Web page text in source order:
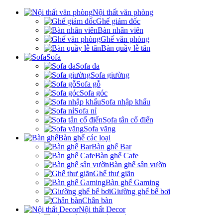
Nội thất văn phòng
Ghế giám đốc
Bàn nhân viên
Ghế văn phòng
Bàn quầy lễ tân
Sofa
Sofa da
Sofa giường
Sofa gỗ
Sofa góc
Sofa nhập khẩu
Sofa nỉ
Sofa tân cổ điển
Sofa văng
Bàn ghế các loại
Bàn ghế Bar
Bàn ghế Cafe
Bàn ghế sân vườn
Ghế thư giãn
Bàn ghế Gaming
Giường ghế bể bơi
Chân bàn
Nội thất Decor